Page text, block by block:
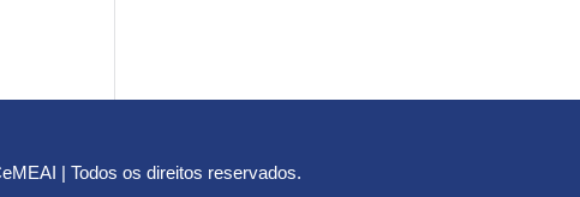
| Todos os direitos reservados.